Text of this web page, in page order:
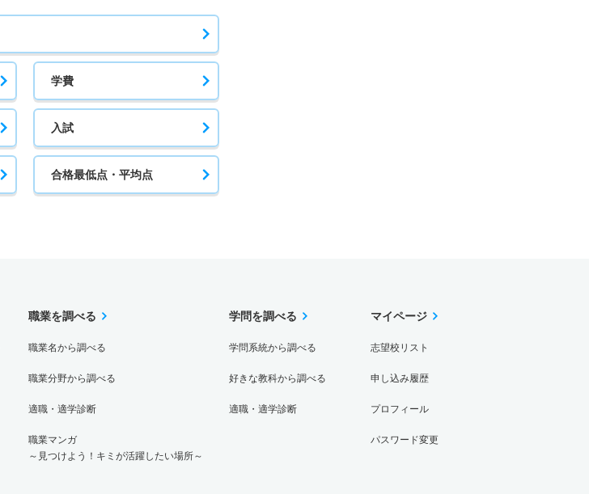
学費
入試
合格最低点・平均点
職業を調べる
職業名から調べる
職業分野から調べる
適職・適学診断
職業マンガ
～見つけよう！キミが活躍したい場所～
学問を調べる
学問系統から調べる
好きな教科から調べる
適職・適学診断
マイページ
志望校リスト
申し込み履歴
プロフィール
パスワード変更